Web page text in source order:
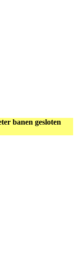
banen gesloten